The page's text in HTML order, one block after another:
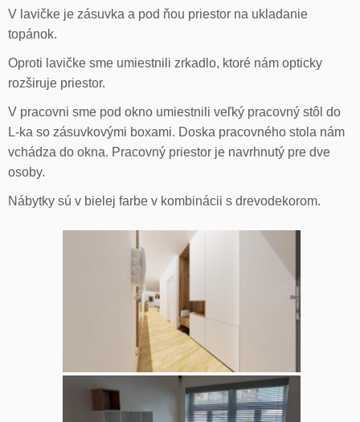
V lavičke je zásuvka a pod ňou priestor na ukladanie
topánok.
Oproti lavičke sme umiestnili zrkadlo, ktoré nám opticky
rozširuje priestor.
V pracovni sme pod okno umiestnili veľký pracovný stôl do
L-ka so zásuvkovými boxami. Doska pracovného stola nám
vchádza do okna. Pracovný priestor je navrhnutý pre dve
osoby.
Nábytky sú v bielej farbe v kombinácii s drevodekorom.